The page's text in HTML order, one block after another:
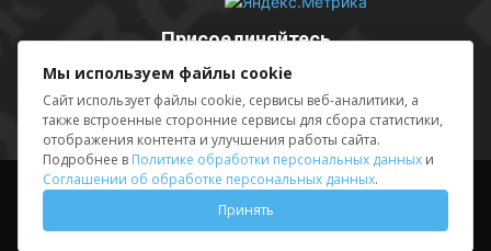
Присоединяйтесь
Выходные данные Sing in
© АМУ «Редакция газеты «Волжская правда», 2012-2026
Мы используем файлы cookie
Сайт использует файлы cookie, сервисы веб-аналитики, а
также встроенные сторонние сервисы для сбора статистики,
отображения контента и улучшения работы сайта.
Подробнее в Политике обработки персональных данных и
Соглашении об обработке персональных данных.
Принять